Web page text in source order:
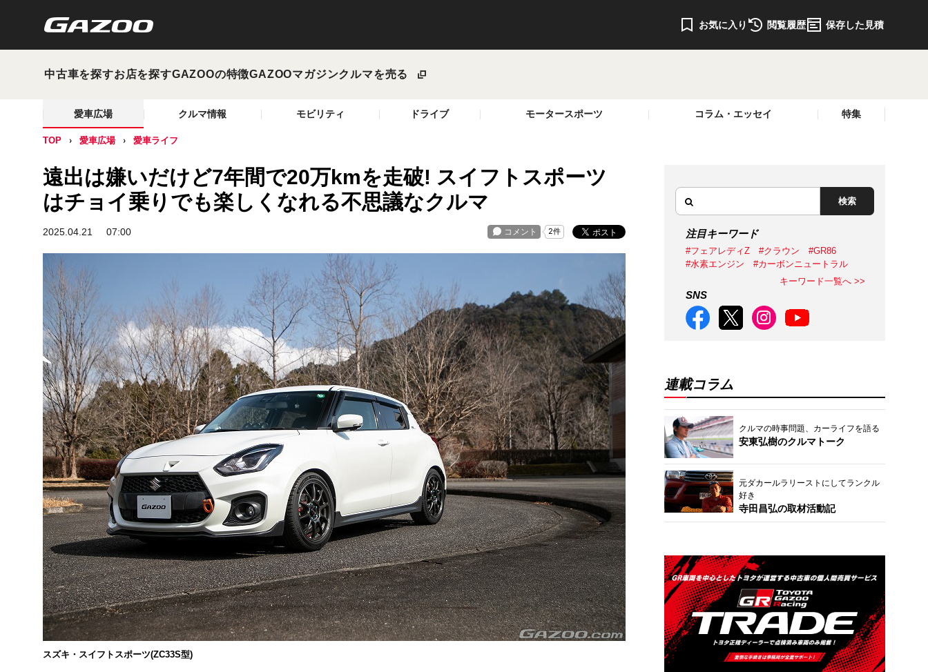
お気に入り 閲覧履歴 保存した見積
中古車を探すお店を探すGAZOOの特徴GAZOOマガジンクルマを売る
愛車広場 クルマ情報 モビリティ ドライブ モータースポーツ コラム・エッセイ 特集
TOP 愛車広場 愛車ライフ
遠出は嫌いだけど7年間で20万kmを走破! スイフトスポーツ
はチョイ乗りでも楽しくなれる不思議なクルマ
2025.04.21 07:00
スズキ・スイフトスポーツ(ZC33S型)
検索
注目キーワード
#フェアレディZ #クラウン
#GR86
#水素エンジン
#カーボンニュートラル
キーワード一覧へ >>
SNS
連載コラム
クルマの時事問題、カーライフを語る
安東弘樹のクルマトーク
元ダカールラリーストにしてランクル
好き
寺田昌弘の取材活動記